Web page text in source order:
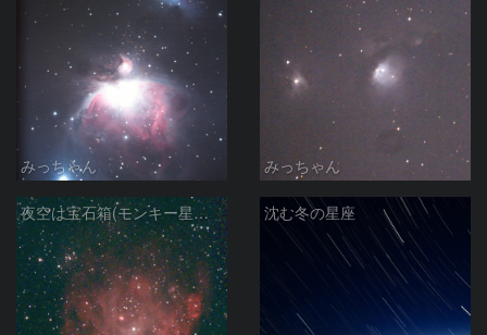
みっちゃん みっちゃん
夜空は宝石箱(モンキー星雲 NGC2174) Seestar50 沈む冬の星座